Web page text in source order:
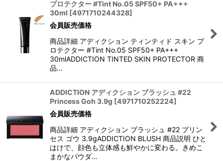
プロテクター #Tint No.05 SPF50+ PA+++
30ml [4971710244328]
会員販売価格
商品詳細 アディクション ティンティド スキン プ
ロテクター #Tint No.05 SPF50+ PA+++
30mlADDICTION TINTED SKIN PROTECTOR 商
品…
ADDICTION アディクション ブラッシュ #22
Princess Goh 3.9g [4971710252224]
会員販売価格
商品詳細 アディクション ブラッシュ #22 プリン
セス ゴウ 3.9gADDICTION BLUSH 商品説明 ひと
はけで、顔色も立体感も鮮やかに変わる。きめこ
まかなパウダ…